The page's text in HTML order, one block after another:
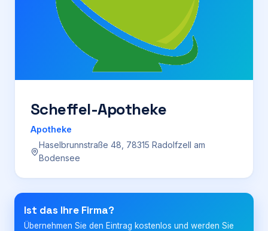
Preise
Für Firmen
Login
Firma eintragen
Scheffel-Apotheke
Apotheke
Haselbrunnstraße 48, 78315 Radolfzell am
Bodensee
Ist das Ihre Firma?
Übernehmen Sie den Eintrag kostenlos und werden Sie